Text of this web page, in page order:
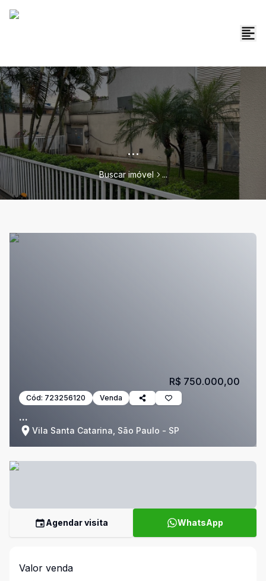
...
Buscar imóvel ...
Cód: 723256120 Venda
...
Vila Santa Catarina, São Paulo - SP
R$ 750.000,00
Agendar visita WhatsApp
Valor venda